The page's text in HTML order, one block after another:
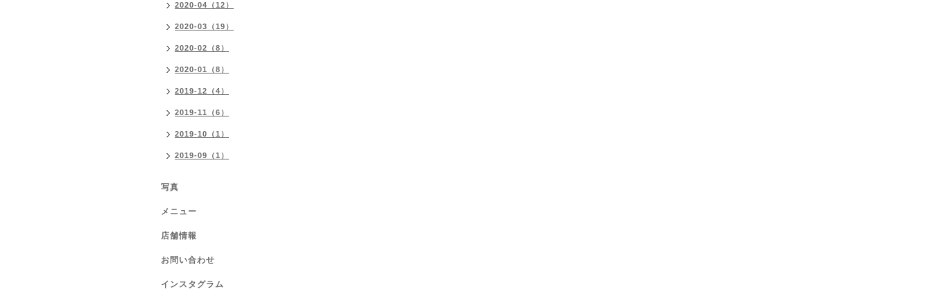
2020-04（12）
2020-03（19）
2020-02（8）
2020-01（8）
2019-12（4）
2019-11（6）
2019-10（1）
2019-09（1）
写真
メニュー
店舗情報
お問い合わせ
インスタグラム